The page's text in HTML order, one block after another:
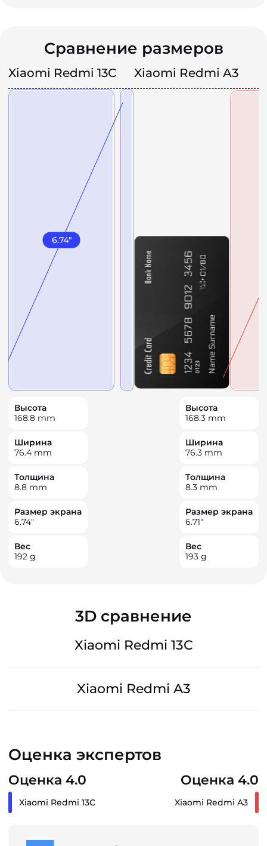
Сравнение размеров
Xiaomi Redmi 13C Xiaomi Redmi A3
6.74"
Высота
168.8 mm
Ширина
76.4 mm
Толщина
8.8 mm
Размер экрана
6.74"
Вес
192 g
Высота
168.3 mm
Ширина
76.3 mm
Толщина
8.3 mm
Размер экрана
6.71"
Вес
193 g
3D сравнение
Xiaomi Redmi 13C
Xiaomi Redmi A3
Оценка экспертов
Оценка 4.0 Оценка 4.0
Xiaomi Redmi 13C Xiaomi Redmi A3